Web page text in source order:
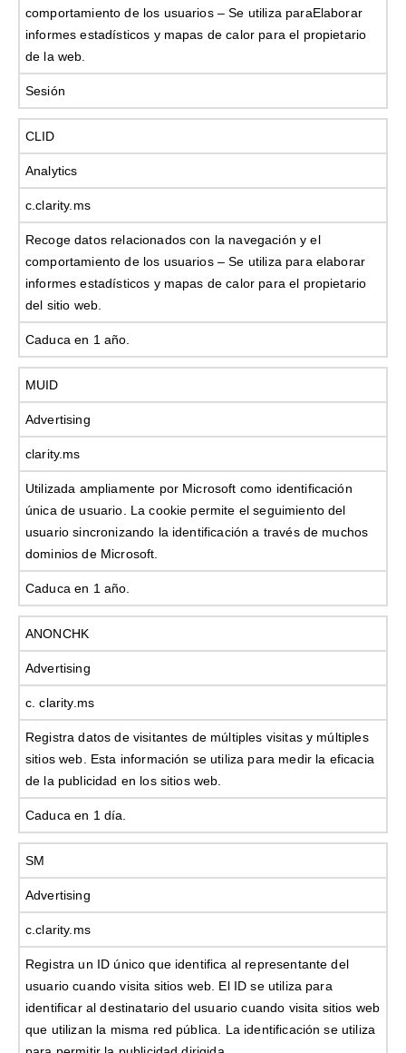
comportamiento de los usuarios – Se utiliza paraElaborar
informes estadísticos y mapas de calor para el propietario
de la web.
Sesión
CLID
Analytics
c.clarity.ms
Recoge datos relacionados con la navegación y el
comportamiento de los usuarios – Se utiliza para elaborar
informes estadísticos y mapas de calor para el propietario
del sitio web.
Caduca en 1 año.
MUID
Advertising
clarity.ms
Utilizada ampliamente por Microsoft como identificación
única de usuario. La cookie permite el seguimiento del
usuario sincronizando la identificación a través de muchos
dominios de Microsoft.
Caduca en 1 año.
ANONCHK
Advertising
c. clarity.ms
Registra datos de visitantes de múltiples visitas y múltiples
sitios web. Esta información se utiliza para medir la eficacia
de la publicidad en los sitios web.
Caduca en 1 día.
SM
Advertising
c.clarity.ms
Registra un ID único que identifica al representante del
usuario cuando visita sitios web. El ID se utiliza para
identificar al destinatario del usuario cuando visita sitios web
que utilizan la misma red pública. La identificación se utiliza